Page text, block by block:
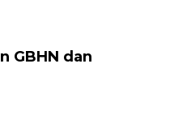
GBHN dan